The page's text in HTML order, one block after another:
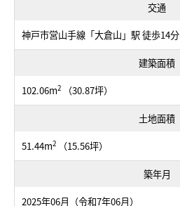
交通
神戸市営山手線「大倉山」駅 徒歩14分
建築面積
102.06m2 （30.87坪）
土地面積
51.44m2 （15.56坪）
築年月
2025年06月（令和7年06月）